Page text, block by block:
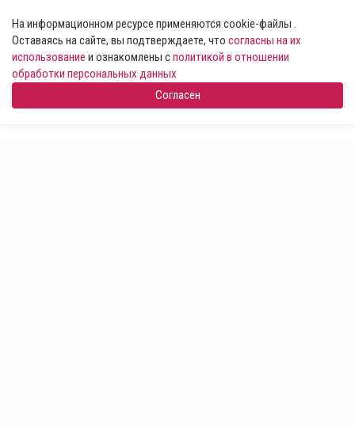
На информационном ресурсе применяются cookie-файлы .
Оставаясь на сайте, вы подтверждаете, что согласны на их
использование и ознакомлены сполитикой в отношении
обработки персональных данных
Согласен